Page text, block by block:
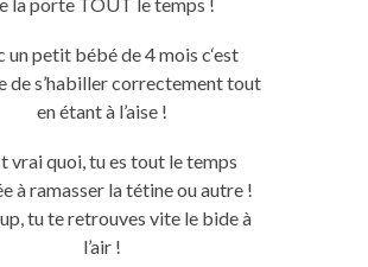
un petit bébé de 4mois c‘est
de s’habiller correctement tout
en étant à l’aise !
vrai quoi, tu es tout le temps
àramasser la tétine ou autre !
tu te retrouves vite le bide à
l’air !